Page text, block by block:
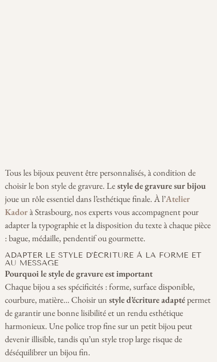
Tous les bijoux peuvent être personnalisés, à condition de
choisir le bon style de gravure. Lestyle de gravure sur bijou
joue un rôle essentiel dans l’esthétique finale. À l’Atelier
Kadorà Strasbourg, nos experts vous accompagnent pour
adapter la typographie et la disposition du texte à chaque pièce
: bague, médaille, pendentif ou gourmette.
ADAPTER LE STYLE D’ÉCRITURE À LA FORME ET
AU MESSAGE
Pourquoi le style de gravure est important
Chaque bijou a ses spécificités : forme, surface disponible,
courbure, matière… Choisir un style d’écriture adaptépermet
de garantir une bonne lisibilité et un rendu esthétique
harmonieux. Une police trop fine sur un petit bijou peut
devenir illisible, tandis qu’un style trop large risque de
déséquilibrer un bijou fin.